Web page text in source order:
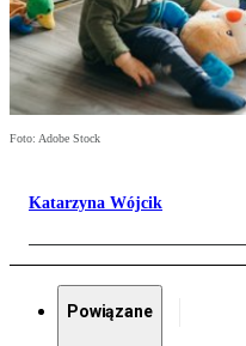
Foto: Adobe Stock
Katarzyna Wójcik
Powiązane